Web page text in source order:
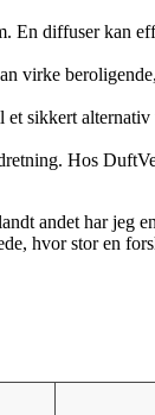
diffuser kan
virke
sikkert
Hos
andet har jeg
hvor stor en